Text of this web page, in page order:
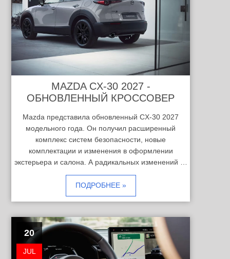
MAZDA CX-30 2027 -
ОБНОВЛЕННЫЙ КРОССОВЕР
Mazda представила обновленный CX-30 2027
модельного года. Он получил расширенный
комплекс систем безопасности, новые
комплектации и изменения в оформлении
экстерьера и салона. А радикальных изменений …
ПОДРОБНЕЕ »
20
JUL